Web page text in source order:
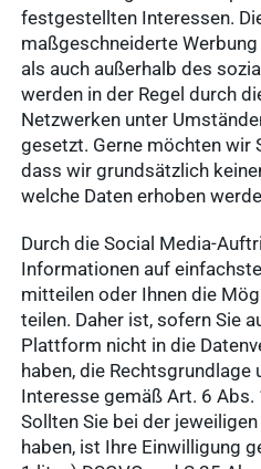
festgestellten Interessen.
maßgeschneiderte
als auch außerhalb des
werden in der Regel durch
Netzwerken unter
gesetzt. Gerne möchten wir
dass wir grundsätzlich
welche Daten erhoben
Durch die Social Media-
Informationen auf
mitteilen oder Ihnen die
teilen. Daher ist, sofern Sie
Plattform nicht in die
haben, die
Interesse gemäß Art. 6 Abs.
Sollten Sie bei der
haben, ist Ihre Einwilligung